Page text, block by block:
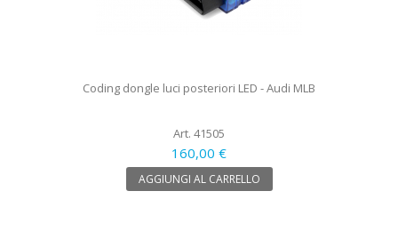
Coding dongle luci posteriori LED - Audi MLB
Art. 41505
160,00 €
AGGIUNGI AL CARRELLO